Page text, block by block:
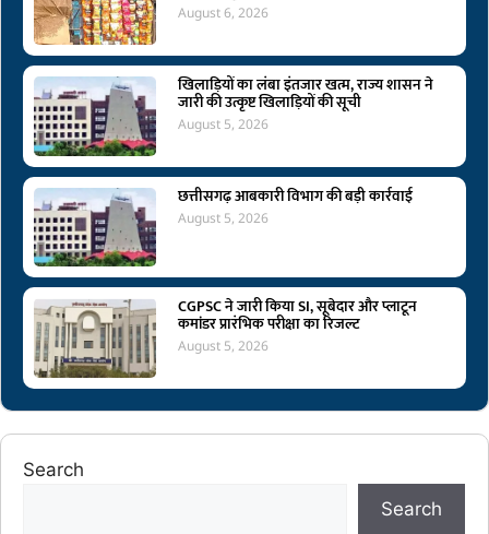
August 6, 2026
खिलाड़ियों का लंबा इंतजार खत्म, राज्य शासन ने
जारी की उत्कृष्ट खिलाड़ियों की सूची
August 5, 2026
छत्तीसगढ़ आबकारी विभाग की बड़ी कार्रवाई
August 5, 2026
CGPSC ने जारी किया SI, सूबेदार और प्लाटून
कमांडर प्रारंभिक परीक्षा का रिजल्ट
August 5, 2026
Search
Search